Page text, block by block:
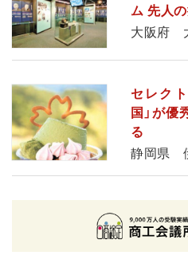
ム 先人
大阪府
セレク
国」が
る
静岡県